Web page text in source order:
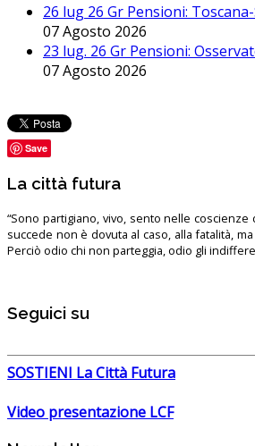
26 lug 26 Gr Pensioni:
07 Agosto 2026
23 lug. 26 Gr Pensioni:
07 Agosto 2026
Save
La città futura
“Sono partigiano, vivo, sento nelle
succede non è dovuta al caso, alla fatalità,
Perciò odio chi non parteggia, odio gli
Seguici su
SOSTIENI La Città Futura
Video presentazione LCF